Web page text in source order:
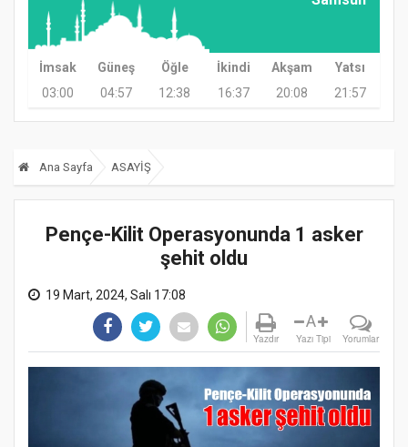
İmsak Güneş Öğle İkindi Akşam
Yatsı
03:00
04:57 12:38 16:37 20:08 21:57
Ana Sayfa ASAYİŞ
Pençe-Kilit Operasyonunda 1 asker
şehit oldu
19 Mart, 2024, Salı 17:08
Yazdır
A
Yazı Tipi Yorumlar